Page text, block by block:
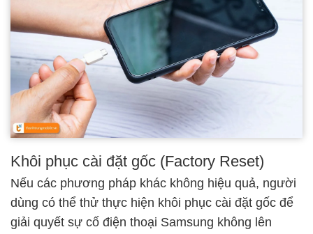
Khôi phục cài đặt gốc (Factory Reset)
Nếu các phương pháp khác không hiệu quả, người
dùng có thể thử thực hiện khôi phục cài đặt gốc để
giải quyết sự cố điện thoại Samsung không lên